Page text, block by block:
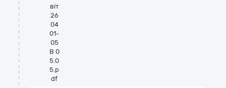
віт
26
04
01-
05
B 0
5.0
5.p
df